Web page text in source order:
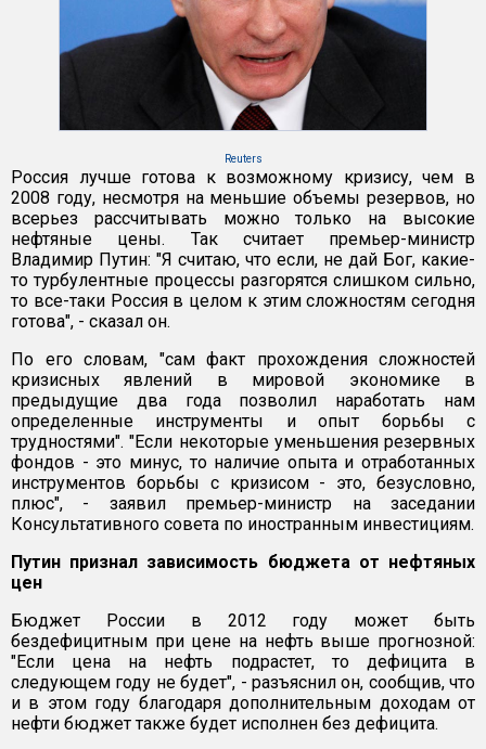
Reuters
Россия лучше готова к возможному кризису, чем в
2008 году, несмотря на меньшие объемы резервов, но
всерьез рассчитывать можно только на высокие
нефтяные цены. Так считает премьер-министр
Владимир Путин: "Я считаю, что если, не дай Бог, какие-
то турбулентные процессы разгорятся слишком сильно,
то все-таки Россия в целом к этим сложностям сегодня
готова", - сказал он.
По его словам, "сам факт прохождения сложностей
кризисных явлений в мировой экономике в
предыдущие два года позволил наработать нам
определенные инструменты и опыт борьбы с
трудностями". "Если некоторые уменьшения резервных
фондов - это минус, то наличие опыта и отработанных
инструментов борьбы с кризисом - это, безусловно,
плюс", - заявил премьер-министр на заседании
Консультативного совета по иностранным инвестициям.
Путин признал зависимость бюджета от нефтяных
цен
Бюджет России в 2012 году может быть
бездефицитным при цене на нефть выше прогнозной:
"Если цена на нефть подрастет, то дефицита в
следующем году не будет", - разъяснил он, сообщив, что
и в этом году благодаря дополнительным доходам от
нефти бюджет также будет исполнен без дефицита.